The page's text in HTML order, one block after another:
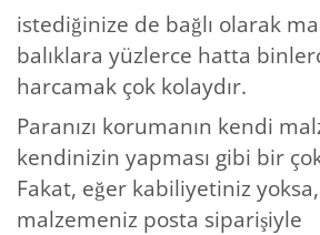
istediğinize de bağlı olarak
balıklara yüzlerce hatta
harcamak çok kolaydır.
Paranızı korumanın kendi
kendinizin yapması gibi bir
Fakat, eğer kabiliyetiniz
malzemeniz posta siparişiyle